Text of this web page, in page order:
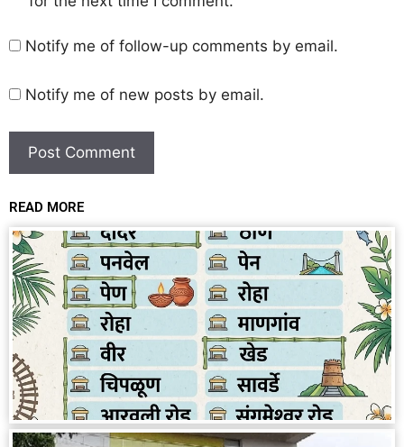
Notify me of follow-up comments by email.
Notify me of new posts by email.
READ MORE